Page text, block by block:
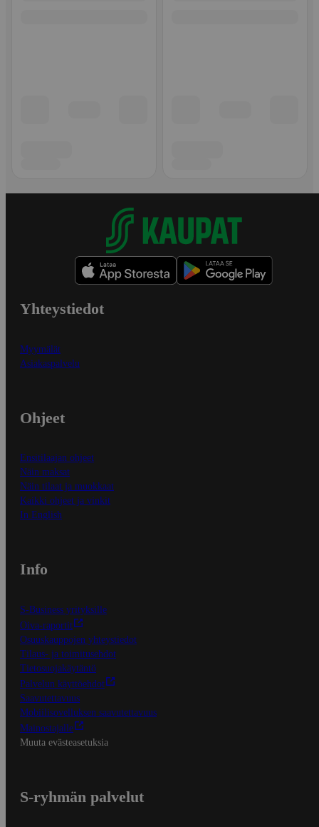
Yhteystiedot
Myymälät
Asiakaspalvelu
Ohjeet
Ensitilaajan ohjeet
Näin maksat
Näin tilaat ja muokkaat
Kaikki ohjeet ja vinkit
In English
Info
S-Business yrityksille
Oiva-raportit
Osuuskauppojen yhteystiedot
Tilaus- ja toimitusehdot
Tietosuojakäytäntö
Palvelun käyttöehdot
Saavutettavuus
Mobiilisovelluksen saavutettavuus
Mainostajalle
Muuta evästeasetuksia
S-ryhmän palvelut